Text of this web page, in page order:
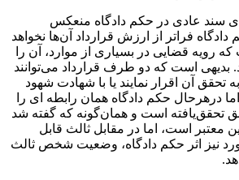
سند عادی در حکم دادگاه منعکس
فراتر از ارزش قرارداد آن‌ها نخواهد
رویه قضایی در بسیاری از موارد، آن را
بدیهی است که دو طرف قرارداد می‌توانند
تحقق آن اقرار نمایند یا با شهادت شهود
درهرحال حکم دادگاه همان رابطه ای را
تحقق‌یافته است و همان‌گونه که گفته شد
معتبر است، اما در مقابل ثالث قابل
نیز اثر حکم دادگاه، وضعیت شخص ثالث